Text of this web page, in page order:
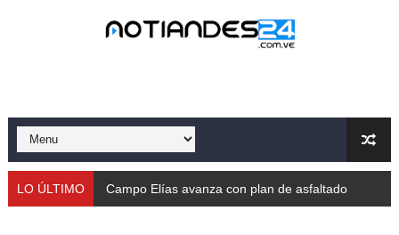
Gobernador Arnaldo Sánchez apadrina a más de 993
Mérida fortalece su reserva deportiva de cara a
Gobernación de Mérida instalará mesa de trabajo con
LO ÚLTIMO Campo Elías avanza con plan de asfaltado